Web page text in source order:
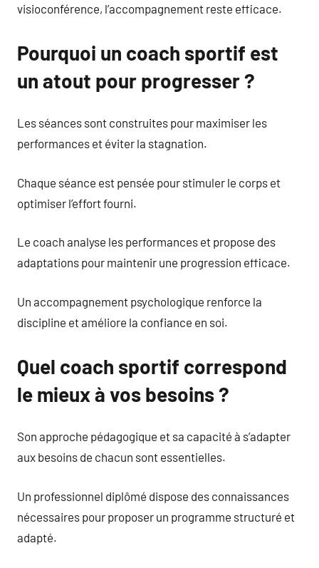
visioconférence, l’accompagnement reste efficace.
Pourquoi un coach sportif est
un atout pour progresser ?
Les séances sont construites pour maximiser les
performances et éviter la stagnation.
Chaque séance est pensée pour stimuler le corps et
optimiser l’effort fourni.
Le coach analyse les performances et propose des
adaptations pour maintenir une progression efficace.
Un accompagnement psychologique renforce la
discipline et améliore la confiance en soi.
Quel coach sportif correspond
le mieux à vos besoins ?
Son approche pédagogique et sa capacité à s’adapter
aux besoins de chacun sont essentielles.
Un professionnel diplômé dispose des connaissances
nécessaires pour proposer un programme structuré et
adapté.